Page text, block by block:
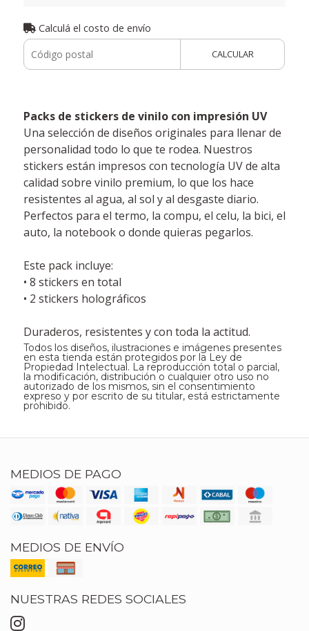
Calculá el costo de envío
CALCULAR
Packs de stickers de vinilo con impresión UV
Una selección de diseños originales para llenar de
personalidad todo lo que te rodea. Nuestros
stickers están impresos con tecnología UV de alta
calidad sobre vinilo premium, lo que los hace
resistentes al agua, al sol y al desgaste diario.
Perfectos para el termo, la compu, el celu, la bici, el
auto, la notebook o donde quieras pegarlos.
Este pack incluye:
• 8 stickers en total
• 2 stickers holográficos
Duraderos, resistentes y con toda la actitud.
Todos los diseños, ilustraciones e imágenes presentes
en esta tienda están protegidos por la Ley de
Propiedad Intelectual. La reproducción total o parcial,
la modificación, distribución o cualquier otro uso no
autorizado de los mismos, sin el consentimiento
expreso y por escrito de su titular, está estrictamente
prohibido.
MEDIOS DE PAGO
MEDIOS DE ENVÍO
NUESTRAS REDES SOCIALES